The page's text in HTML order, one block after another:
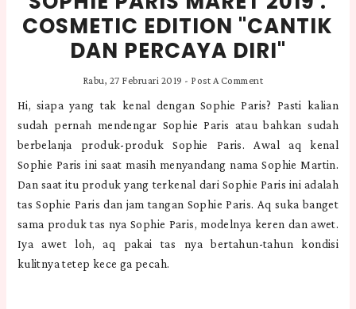
COSMETIC EDITION "CANTIK
DAN PERCAYA DIRI"
Rabu, 27 Februari 2019 - Post A Comment
Hi, siapa yang tak kenal dengan Sophie Paris? Pasti kalian
sudah pernah mendengar Sophie Paris atau bahkan sudah
berbelanja produk-produk Sophie Paris. Awal aq kenal
Sophie Paris ini saat masih menyandang nama Sophie Martin.
Dan saat itu produk yang terkenal dari Sophie Paris ini adalah
tas Sophie Paris dan jam tangan Sophie Paris. Aq suka banget
sama produk tas nya Sophie Paris, modelnya keren dan awet.
Iya awet loh, aq pakai tas nya bertahun-tahun kondisi
kulitnya tetep kece ga pecah.